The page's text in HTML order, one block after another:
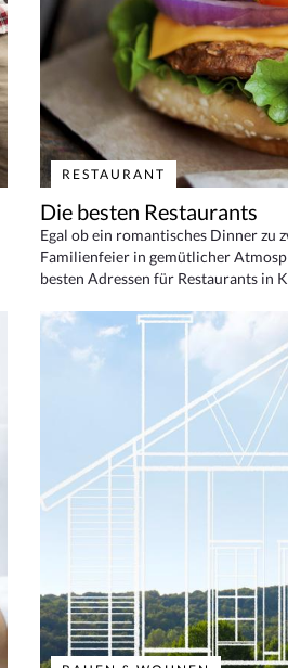
RESTAURANT
Die besten Restaurants
Egal ob ein romantisches Dinner zu
Familienfeier in gemütlicher
besten Adressen für Restaurants in